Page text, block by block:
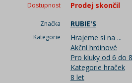
Dostupnost Prodej skončil
Značka RUBIE'S
Kategorie
Hrajeme si na ...
Akční hrdinové
Pro kluky od 6 do
Kategorie hraček
8 let